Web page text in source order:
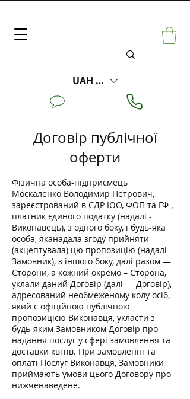
UAH (₴)
Договір публічної
оферти
Фізична особа-підприємець
Москаленко Володимир Петрович,
зареєстрований в ЄДР ЮО, ФОП та ГФ ,
платник єдиного податку (надалі -
Виконавець), з одного боку, і будь-яка
особа, яканадала згоду прийняти
(акцептувала) цю пропозицію (надалі –
Замовник), з іншого боку, далі разом —
Сторони, а кожний окремо – Сторона,
уклали даний Договір (далі — Договір),
адресований необмеженому колу осіб,
який є офіційною публічною
пропозицією Виконавця, укласти з
будь-яким Замовником Договір про
надання послуг у сфері замовлення та
доставки квітів. При замовленні та
оплаті Послуг Виконавця, Замовники
приймають умови цього Договору про
нижченаведене.